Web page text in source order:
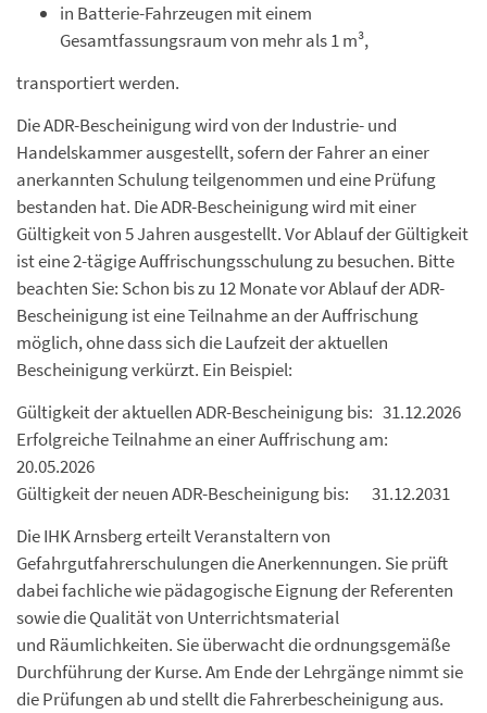
in Batterie-Fahrzeugen mit einem
Gesamtfassungsraum von mehr als 1 m³,
transportiert werden.
Die ADR-Bescheinigung wird von der Industrie- und
Handelskammer ausgestellt, sofern der Fahrer an einer
anerkannten Schulung teilgenommen und eine Prüfung
bestanden hat. Die ADR-Bescheinigung wird mit einer
Gültigkeit von 5 Jahren ausgestellt. Vor Ablauf der Gültigkeit
ist eine 2-tägige Auffrischungsschulung zu besuchen. Bitte
beachten Sie: Schon bis zu 12 Monate vor Ablauf der ADR-
Bescheinigung ist eine Teilnahme an der Auffrischung
möglich, ohne dass sich die Laufzeit der aktuellen
Bescheinigung verkürzt. Ein Beispiel:
Gültigkeit der aktuellen ADR-Bescheinigung bis: 31.12.2026
Erfolgreiche Teilnahme an einer Auffrischung am:
20.05.2026
Gültigkeit der neuen ADR-Bescheinigung bis: 31.12.2031
Die IHK Arnsberg erteilt Veranstaltern von
Gefahrgutfahrerschulungen die Anerkennungen. Sie prüft
dabei fachliche wie pädagogische Eignung der Referenten
sowie die Qualität von Unterrichtsmaterial
und Räumlichkeiten. Sie überwacht die ordnungsgemäße
Durchführung der Kurse. Am Ende der Lehrgänge nimmt sie
die Prüfungen ab und stellt die Fahrerbescheinigung aus.